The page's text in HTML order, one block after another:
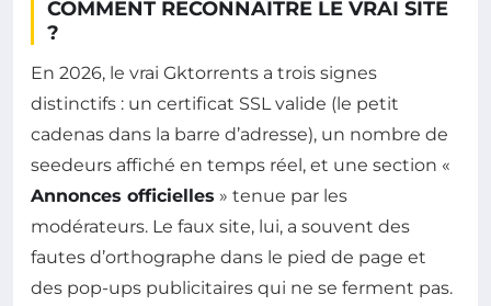
COMMENT RECONNAÎTRE LE VRAI SITE
?
En 2026, le vrai Gktorrents a trois signes
distinctifs : un certificat SSL valide (le petit
cadenas dans la barre d’adresse), un nombre de
seedeurs affiché en temps réel, et une section «
Annonces officielles » tenue par les
modérateurs. Le faux site, lui, a souvent des
fautes d’orthographe dans le pied de page et
des pop-ups publicitaires qui ne se ferment pas.